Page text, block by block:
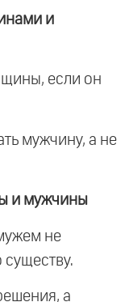
и
если он
мужчину, а не
и мужчины
не
а